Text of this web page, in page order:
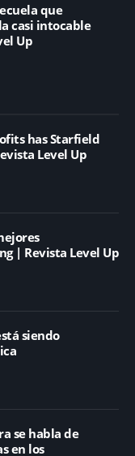
que
casi intocable
Up
has Starfield
Level Up
| Revista Level Up
siendo
se habla de
en los